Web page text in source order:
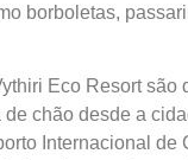
borboletas,
Eco Resort são
de chão desde a
Internacional de